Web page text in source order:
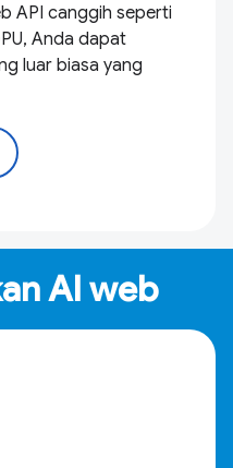
API canggih seperti
Anda dapat
luar biasa yang
AI web